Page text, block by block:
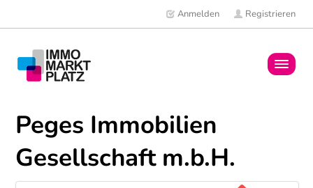
Anmelden Registrieren
Mitglieder
Peges Immobilien
Gesellschaft m.b.H.